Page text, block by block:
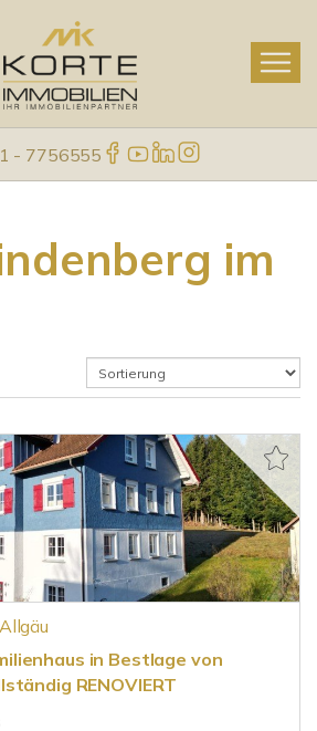
- 7756555
im
in Bestlage von
RENOVIERT